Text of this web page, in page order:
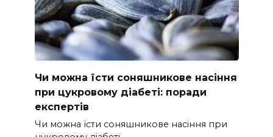
Чи можна їсти соняшникове насіння
при цукровому діабеті: поради
експертів
Чи можна їсти соняшникове насіння при